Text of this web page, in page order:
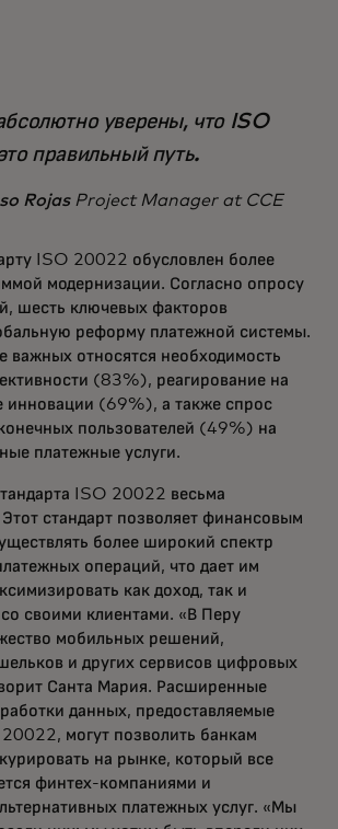
уверены, что ISO
правильный путь.
Rojas Project Manager at CCE
ISO 20022 обусловлен более
модернизации. Согласно опросу
шесть ключевых факторов
реформу платежной системы.
важных относятся необходимость
(83%), реагирование на
инновации (69%), а также спрос
пользователей (49%) на
платежные услуги.
ISO 20022 весьма
стандарт позволяет финансовым
более широкий спектр
операций, что дает им
как доход, так и
своими клиентами. «В Перу
мобильных решений,
и других сервисов цифровых
Санта Мария. Расширенные
данных, предоставляемые
могут позволить банкам
на рынке, который все
финтех-компаниями и
платежных услуг. «Мы